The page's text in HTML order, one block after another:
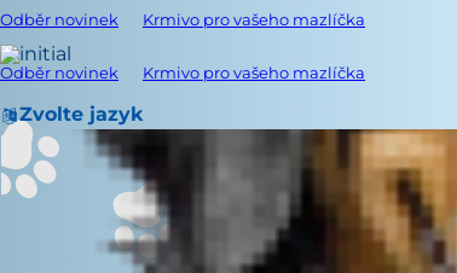
Odběr novinek Krmivo pro vašeho mazlíčka
Odběr novinek Krmivo pro vašeho mazlíčka
Zvolte jazyk